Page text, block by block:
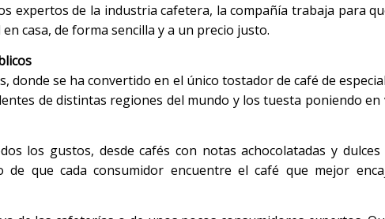
expertos de la industria cafetera, la compañía trabaja para
casa, de forma sencilla y a un precio justo.
donde se ha convertido en el único tostador de café de
de distintas regiones del mundo y los tuesta poniendo
los gustos, desde cafés con notas achocolatadas y
de que cada consumidor encuentre el café que mejor